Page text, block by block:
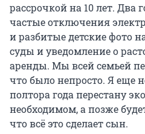
рассрочкой на 10 лет. Два
частые отключения
и разбитые детские фото
суды и уведомление о
аренды. Мы всей семьей
что было непросто. Я еще
полтора года перестану
необходимом, а позже
что всё это сделает сын.